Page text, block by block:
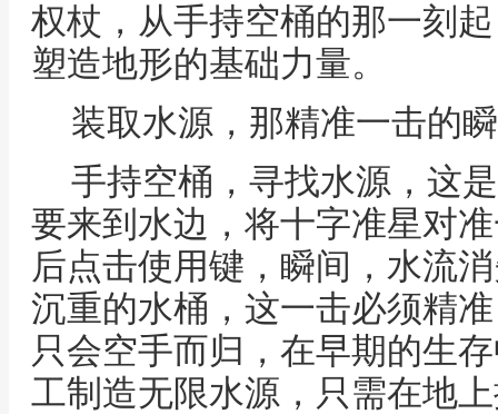
权杖，从手持空桶的那一刻
塑造地形的基础力量。
装取水源，那精准一击的
手持空桶，寻找水源，这
要来到水边，将十字准星对
后点击使用键，瞬间，水流
沉重的水桶，这一击必须精
只会空手而归，在早期的生
工制造无限水源，只需在地